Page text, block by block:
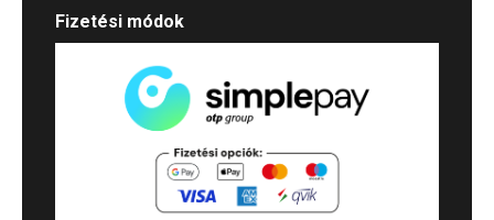
Fizetési módok